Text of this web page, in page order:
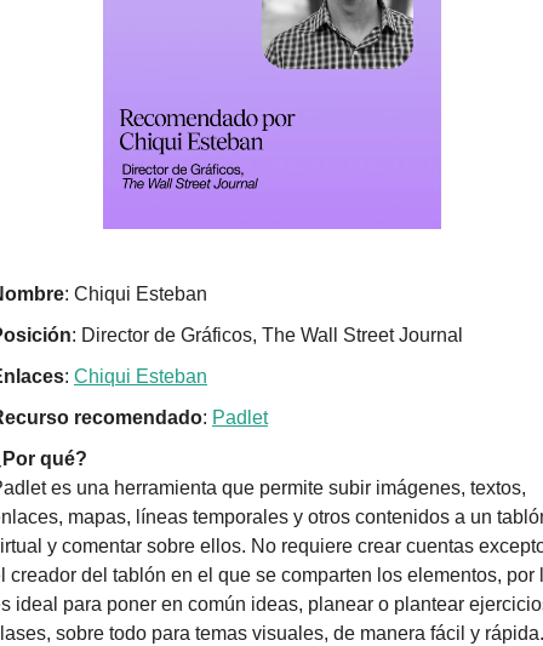
: Chiqui Esteban
: Director de Gráficos, The Wall Street Journal
: Chiqui Esteban
recomendado: Padlet
qué?
es una herramienta que permite subir imágenes, textos,
mapas, líneas temporales y otros contenidos a un
y comentar sobre ellos. No requiere crear cuentas
creador del tablón en el que se comparten los elementos, por
ideal para poner en común ideas, planear o plantear
sobre todo para temas visuales, de manera fácil y